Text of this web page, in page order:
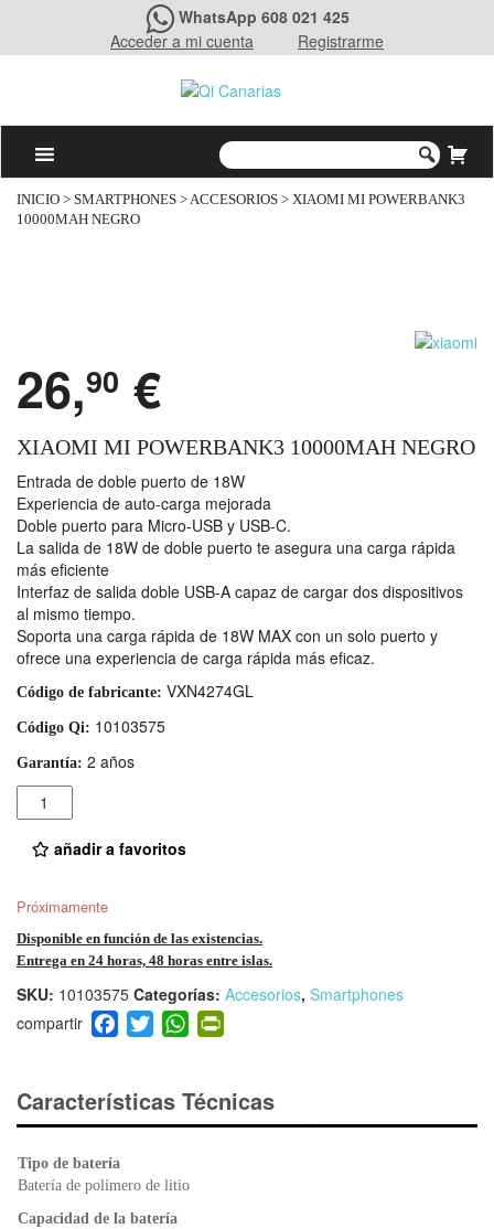
WhatsApp 608 021 425
Acceder a mi cuenta
Registrarme
INICIO > SMARTPHONES >ACCESORIOS > XIAOMI MI POWERBANK3
10000MAH NEGRO
26,90 €
XIAOMI MI POWERBANK3 10000MAH NEGRO
Entrada de doble puerto de 18W
Experiencia de auto-carga mejorada
Doble puerto para Micro-USB y USB-C.
La salida de 18W de doble puerto te asegura una carga rápida
más eficiente
Interfaz de salida doble USB-A capaz de cargar dos dispositivos
al mismo tiempo.
Soporta una carga rápida de 18W MAX con un solo puerto y
ofrece una experiencia de carga rápida más eficaz.
Código de fabricante: VXN4274GL
Código Qi: 10103575
Garantía: 2 años
Cantidad
añadir a favoritos
Próximamente
Disponible en función de las existencias.
Entrega en 24 horas, 48 horas entre islas.
SKU: 10103575 Categorías: Accesorios, Smartphones
F
a
e
b
o
o
k
T
wi
er
W
h
s
A
p
ri
e
Características Técnicas
Tipo de batería
Batería de polímero de litio
Capacidad de la batería